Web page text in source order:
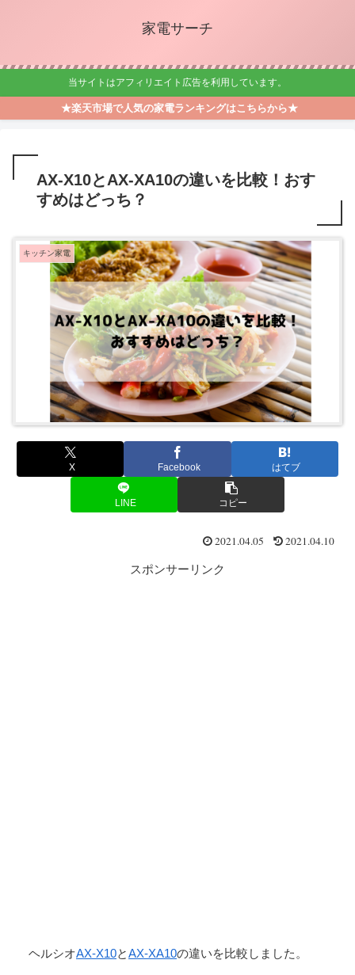
家電サーチ
当サイトはアフィリエイト広告を利用しています。
★楽天市場で人気の家電ランキングはこちらから★
AX-X10とAX-XA10の違いを比較！おす
すめはどっち？
キッチン家電
X Facebook はてブ
LINE コピー
2021.04.05 2021.04.10
スポンサーリンク
ヘルシオAX-X10とAX-XA10の違いを比較しました。